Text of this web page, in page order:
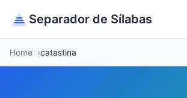
Separador de Sílabas
Home catastina